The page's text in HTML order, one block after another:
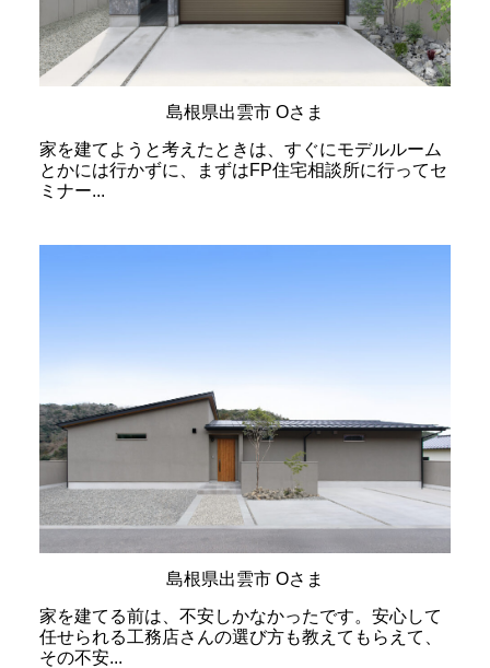
島根県出雲市 Oさま
家を建てようと考えたときは、すぐにモデルルーム
とかには行かずに、まずはFP住宅相談所に行ってセ
ミナー...
島根県出雲市 Oさま
家を建てる前は、不安しかなかったです。安心して
任せられる工務店さんの選び方も教えてもらえて、
その不安...